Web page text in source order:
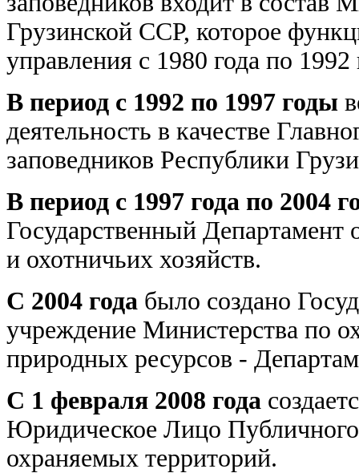
Грузинской ССР, которое
управления с 1980 года по 1992
В период с 1992 по 1997 годы
деятельность в качестве
заповедников Республики
В период с 1997 года по 2004
Государственный Департамент
и охотничьих хозяйств.
С 2004 года было создано
учреждение Министерства по
природных ресурсов -
С 1 февраля 2008 года
Юридическое Лицо
охраняемых территорий.